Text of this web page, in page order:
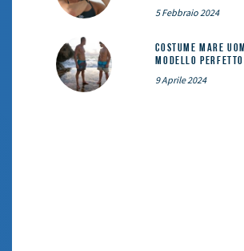
5 Febbraio 2024
Costume mare
modello perfetto
9 Aprile 2024